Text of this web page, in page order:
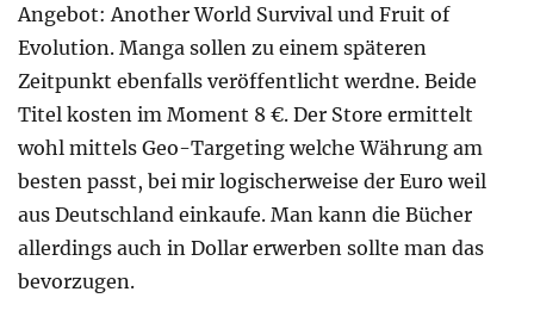
Angebot: Another World Survival und Fruit of
Evolution. Manga sollen zu einem späteren
Zeitpunkt ebenfalls veröffentlicht werdne. Beide
Titel kosten im Moment 8 €. Der Store ermittelt
wohl mittels Geo-Targeting welche Währung am
besten passt, bei mir logischerweise der Euro weil
aus Deutschland einkaufe. Man kann die Bücher
allerdings auch in Dollar erwerben sollte man das
bevorzugen.